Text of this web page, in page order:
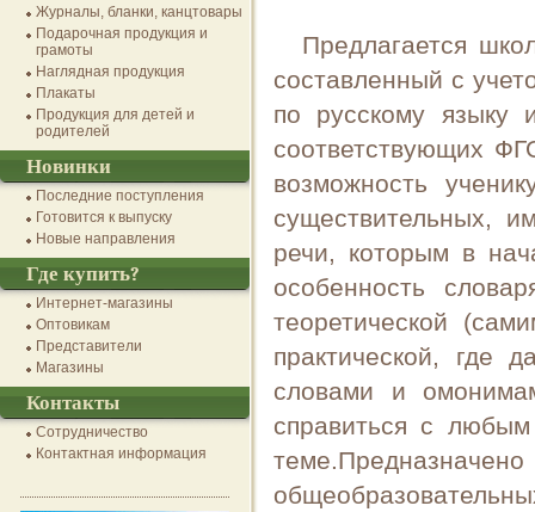
Предлагается
составленный с
по русскому языку
соответствующих
возможность
существительных,
речи, которым в
особенность
теоретической
практической, где
словами и
справиться с
Журналы, бланки, канцтовары
Подарочная продукция и
грамоты
Наглядная продукция
Плакаты
Продукция для детей и
родителей
Новинки
Последние поступления
Готовится к выпуску
Новые направления
Где купить?
Интернет-магазины
Оптовикам
Представители
Магазины
Контакты
Сотрудничество
Контактная информация